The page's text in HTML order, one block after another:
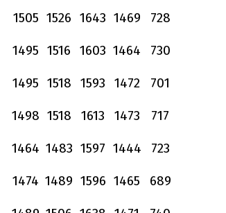
1505 1526 1643 1469 728
1495 1516 1603 1464 730
1495 1518 1593 1472 701
1498 1518 1613 1473 717
1464 1483 1597 1444 723
1474 1489 1596 1465 689